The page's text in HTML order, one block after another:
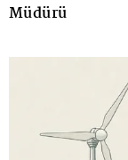
Müdürü